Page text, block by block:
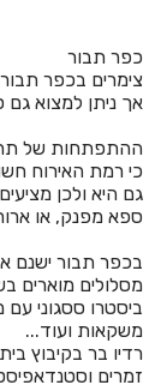
חדרים לפי
חדרים לפי
חדרים לפי
חדרים לפי
חדרים לפי
חדרים לפי
חדרים לפי
כפר תבור
צימרים בכפר
אך ניתן למצוא גם
ההתפתחות של
כי רמת האירוח
גם היא ולכן
ספא מפנק, או
בכפר תבור ישנם
מסלולים מוארים
ביסטרו ססגוני עם
משקאות ועוד...
רדיו בר בקיבוץ
זמרים